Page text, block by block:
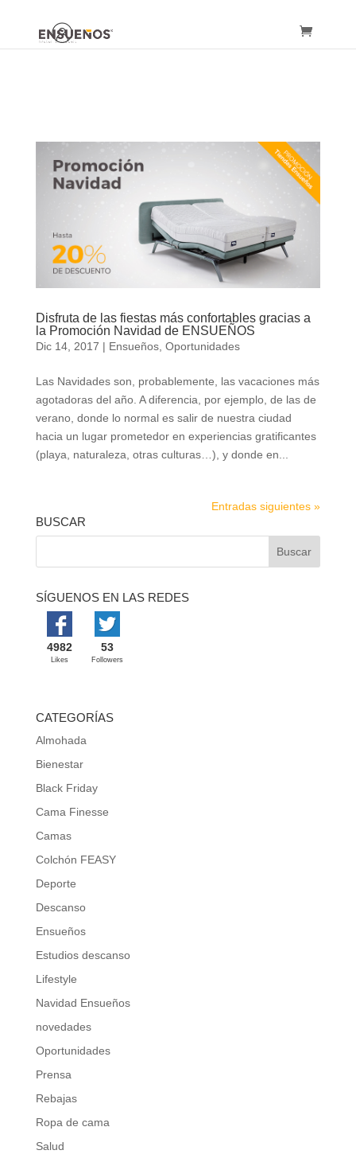
Disfruta de las fiestas más confortables gracias a
la Promoción Navidad de ENSUEÑOS
Dic 14, 2017 | Ensueños, Oportunidades
Las Navidades son, probablemente, las vacaciones más
agotadoras del año. A diferencia, por ejemplo, de las de
verano, donde lo normal es salir de nuestra ciudad
hacia un lugar prometedor en experiencias gratificantes
(playa, naturaleza, otras culturas…), y donde en...
Entradas siguientes »
BUSCAR
SÍGUENOS EN LAS REDES
4982
Likes
53
Followers
CATEGORÍAS
Almohada
Bienestar
Black Friday
Cama Finesse
Camas
Colchón FEASY
Deporte
Descanso
Ensueños
Estudios descanso
Lifestyle
Navidad Ensueños
novedades
Oportunidades
Prensa
Rebajas
Ropa de cama
Salud